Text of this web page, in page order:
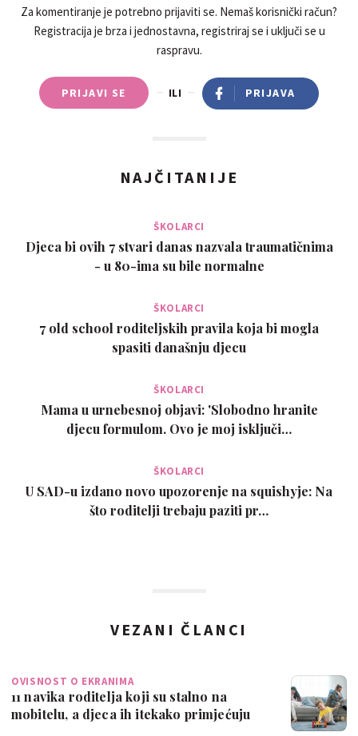
Za komentiranje je potrebno prijaviti se. Nemaš korisnički račun?
Registracija je brza i jednostavna, registriraj se i uključi se u
raspravu.
PRIJAVI SE ILI PRIJAVA
NAJČITANIJE
ŠKOLARCI
Djeca bi ovih 7 stvari danas nazvala traumatičnima
- u 80-ima su bile normalne
ŠKOLARCI
7 old school roditeljskih pravila koja bi mogla
spasiti današnju djecu
ŠKOLARCI
Mama u urnebesnoj objavi: 'Slobodno hranite
djecu formulom. Ovo je moj isključi…
ŠKOLARCI
U SAD-u izdano novo upozorenje na squishyje: Na
što roditelji trebaju paziti pr…
VEZANI ČLANCI
OVISNOST O EKRANIMA
11 navika roditelja koji su stalno na
mobitelu, a djeca ih itekako primjećuju